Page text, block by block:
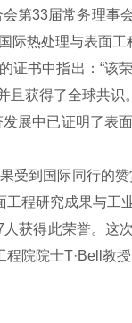
33届常务理事
热处理与表面工
书中指出：“该
且获得了全球共识
展中已证明了表
到国际同行的
程研究成果与工
获得此荣誉。这
院院士T·Bell教授